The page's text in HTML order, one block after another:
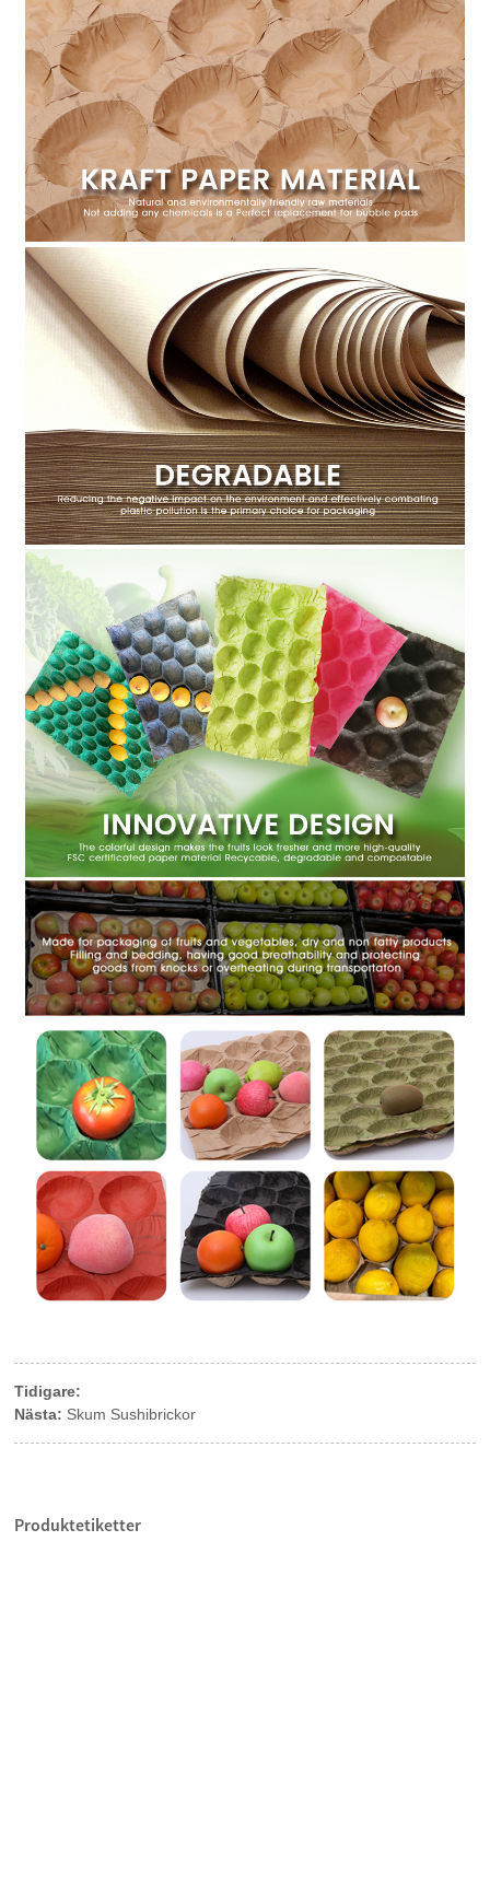
Tidigare:
Nästa: Skum Sushibrickor
Produktetiketter